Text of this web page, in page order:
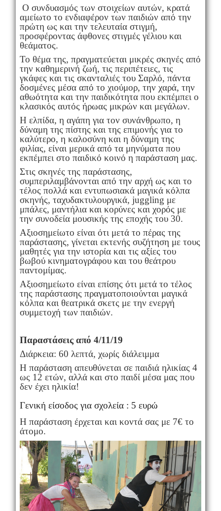
Ο συνδυασμός των στοιχείων αυτών, κρατά
αμείωτο το ενδιαφέρον των παιδιών από την
πρώτη ως και την τελευταία στιγμή,
προσφέροντας άφθονες στιγμές γέλιου και
θεάματος.
Το θέμα της, πραγματεύεται μικρές σκηνές από
την καθημερινή ζωή, τις περιπέτειες, τις
γκάφες και τις σκανταλιές του Σαρλό, πάντα
δοσμένες μέσα από το χιούμορ, την χαρά, την
αθωότητα και την παιδικότητα που εκπέμπει ο
κλασικός αυτός ήρωας μικρών και μεγάλων.
Η ελπίδα, η αγάπη για τον συνάνθρωπο, η
δύναμη της πίστης και της επιμονής για το
καλύτερο, η καλοσύνη και η δύναμη της
φιλίας, είναι μερικά από τα μηνύματα που
εκπέμπει στο παιδικό κοινό η παράσταση μας.
Στις σκηνές της παράστασης,
συμπεριλαμβάνονται από την αρχή ως και το
τέλος πολλά και εντυπωσιακά μαγικά κόλπα
σκηνής, ταχυδακτυλουργικά, juggling με
μπάλες, μαντήλια και κορύνες και χορός με
την συνοδεία μουσικής της εποχής του 30.
Αξιοσημείωτο είναι ότι μετά το πέρας της
παράστασης, γίνεται εκτενής συζήτηση με τους
μαθητές για την ιστορία και τις αξίες του
βωβού κινηματογράφου και του θεάτρου
παντομίμας.
Αξιοσημείωτο είναι επίσης ότι μετά το τέλος
της παράστασης πραγματοποιούνται μαγικά
κόλπα και θεατρικά σκετς με την ενεργή
συμμετοχή των παιδιών.
Παραστάσεις από 4/11/19
Διάρκεια: 60 λεπτά, χωρίς διάλειμμα
Η παράσταση απευθύνεται σε παιδιά ηλικίας 4
ως 12 ετών, αλλά και στο παιδί μέσα μας που
δεν έχει ηλικία!
Γενική είσοδος για σχολεία : 5 ευρώ
Η παράσταση έρχεται και κοντά σας με 7€ το
άτομο.